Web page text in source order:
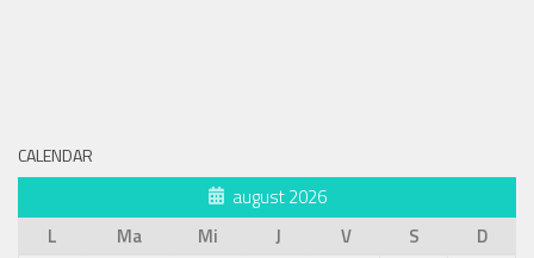
CALENDAR
august 2026
L
Ma Mi J V S
D